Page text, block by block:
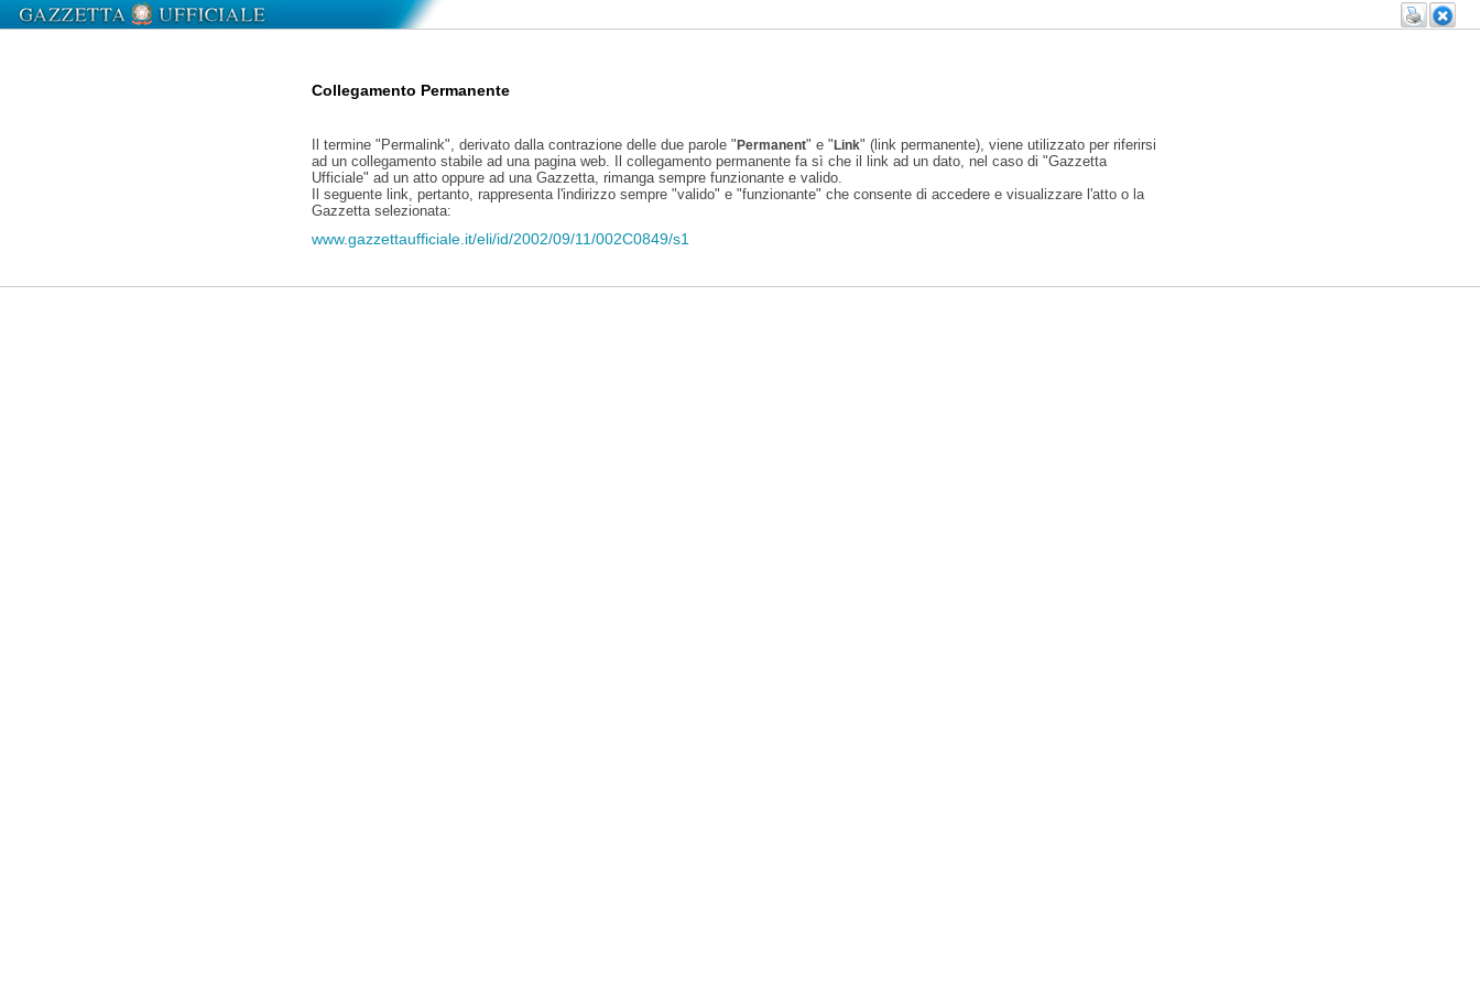
Collegamento Permanente
Il termine "Permalink", derivato dalla contrazione delle due parole "Permanent" e "Link" (link permanente), viene utilizzato per riferirsi
ad un collegamento stabile ad una pagina web. Il collegamento permanente fa sì che il link ad un dato, nel caso di "Gazzetta
Ufficiale" ad un atto oppure ad una Gazzetta, rimanga sempre funzionante e valido.
Il seguente link, pertanto, rappresenta l'indirizzo sempre "valido" e "funzionante" che consente di accedere e visualizzare l'atto o la
Gazzetta selezionata:
www.gazzettaufficiale.it/eli/id/2002/09/11/002C0849/s1